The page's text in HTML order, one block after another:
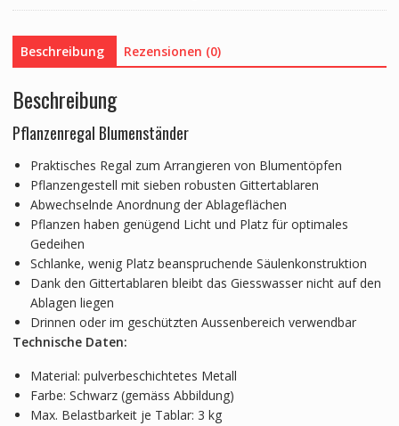
schwarz
Beschreibung Rezensionen (0)
Beschreibung
Pflanzenregal Blumenständer
Praktisches Regal zum Arrangieren von Blumentöpfen
Pflanzengestell mit sieben robusten Gittertablaren
Abwechselnde Anordnung der Ablageflächen
Pflanzen haben genügend Licht und Platz für optimales
Gedeihen
Schlanke, wenig Platz beanspruchende Säulenkonstruktion
Dank den Gittertablaren bleibt das Giesswasser nicht auf den
Ablagen liegen
Drinnen oder im geschützten Aussenbereich verwendbar
Technische Daten:
Material: pulverbeschichtetes Metall
Farbe: Schwarz (gemäss Abbildung)
Max. Belastbarkeit je Tablar: 3 kg